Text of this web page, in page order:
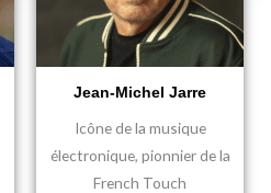
Jean-Michel Jarre
Icône de la musique
électronique, pionnier de la
French Touch